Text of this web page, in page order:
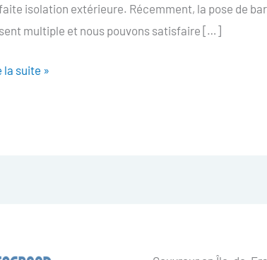
isolation extérieure. Récemment, la pose de
multiple et nous pouvons satisfaire […]
la suite »